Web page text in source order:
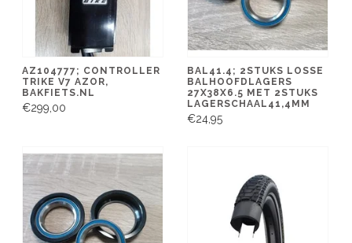
AZ104777; CONTROLLER
TRIKE V7 AZOR,
BAKFIETS.NL
€299,00
BAL41.4; 2STUKS LOSSE
BALHOOFDLAGERS
27X38X6.5 MET 2STUKS
LAGERSCHAAL41,4MM
€24,95